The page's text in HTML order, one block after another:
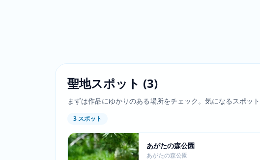
聖地スポット (3)
まずは作品にゆかりのある場所をチェック。気になるスポッ
3 スポット
あがたの森公園
あがたの森公園